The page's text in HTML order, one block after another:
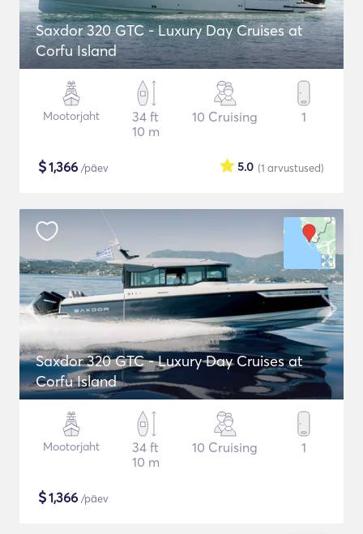
Saxdor 320 GTC - Luxury Day Cruises at
Corfu Island
Mootorjaht
34 ft
10 m
10 Cruising 1
$1,366 /päev (1 arvustused)
5.0
Saxdor 320 GTC - Luxury Day Cruises at
Corfu Island
Mootorjaht
34 ft
10 m
10 Cruising 1
$1,366 /päev